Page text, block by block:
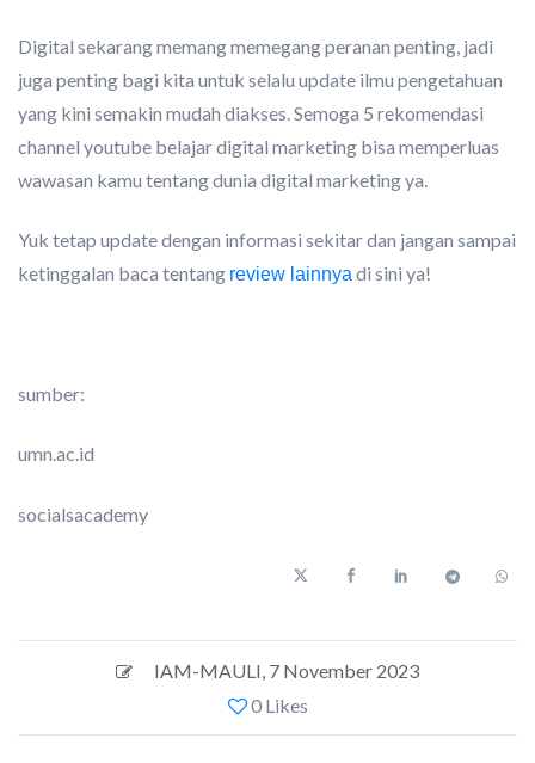
Digital sekarang memang memegang peranan penting, jadi
juga penting bagi kita untuk selalu update ilmu pengetahuan
yang kini semakin mudah diakses. Semoga 5 rekomendasi
channel youtube belajar digital marketing bisa memperluas
wawasan kamu tentang dunia digital marketing ya.
Yuk tetap update dengan informasi sekitar dan jangan sampai
ketinggalan baca tentang review lainnya di sini ya!
sumber:
umn.ac.id
socialsacademy
IAM-MAULI 7 November 2023
0 Likes